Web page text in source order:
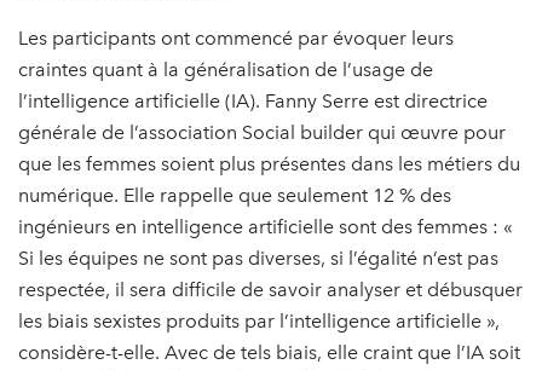
Les participants ont commencé par évoquer leurs
craintes quant à la généralisation de l’usage de
l’intelligence artificielle (IA). Fanny Serre est directrice
générale de l’association Social builder qui œuvre pour
que les femmes soient plus présentes dans les métiers du
numérique. Elle rappelle que seulement 12 % des
ingénieurs en intelligence artificielle sont des femmes : «
Si les équipes ne sont pas diverses, si l’égalité n’est pas
respectée, il sera difficile de savoir analyser et débusquer
les biais sexistes produits par l’intelligence artificielle »,
considère-t-elle. Avec de tels biais, elle craint que l’IA soit